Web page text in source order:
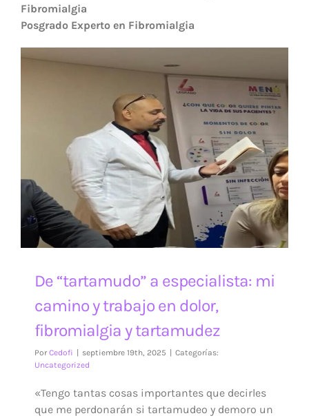
Fibromialgia
Posgrado Experto en Fibromialgia
De “tartamudo” a especialista: mi
camino y trabajo en dolor,
fibromialgia y tartamudez
PorCedofi septiembre 19th, 2025
Categorías:
Uncategorized
«Tengo tantas cosas importantes que decirles
que me perdonarán si tartamudeo y demoro un